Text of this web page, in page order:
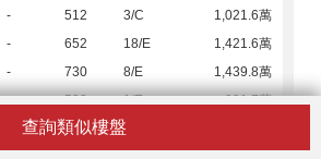
查詢類似樓盤
- 512 3/C
1,021.6萬
- 652 18/E
1,421.6萬
- 730 8/E
1,439.8萬
- 503 1/E
991.7萬
975 15/A